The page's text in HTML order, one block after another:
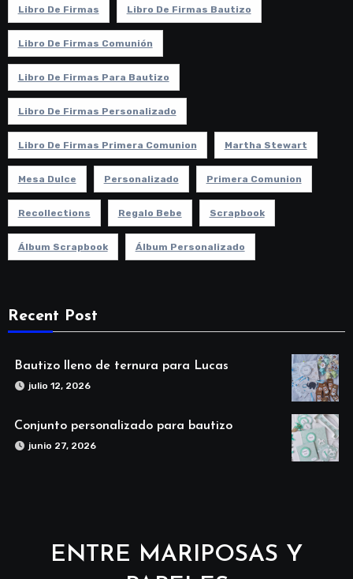
Libro De Firmas Libro De Firmas Bautizo
Libro De Firmas Comunión
Libro De Firmas Para Bautizo
Libro De Firmas Personalizado
Libro De Firmas Primera Comunion Martha Stewart
Mesa Dulce Personalizado Primera Comunion
Recollections Regalo Bebe Scrapbook
Álbum Scrapbook Álbum Personalizado
Recent Post
Bautizo lleno de ternura para Lucas
julio 12, 2026
Conjunto personalizado para bautizo
junio 27, 2026
ENTRE MARIPOSAS Y